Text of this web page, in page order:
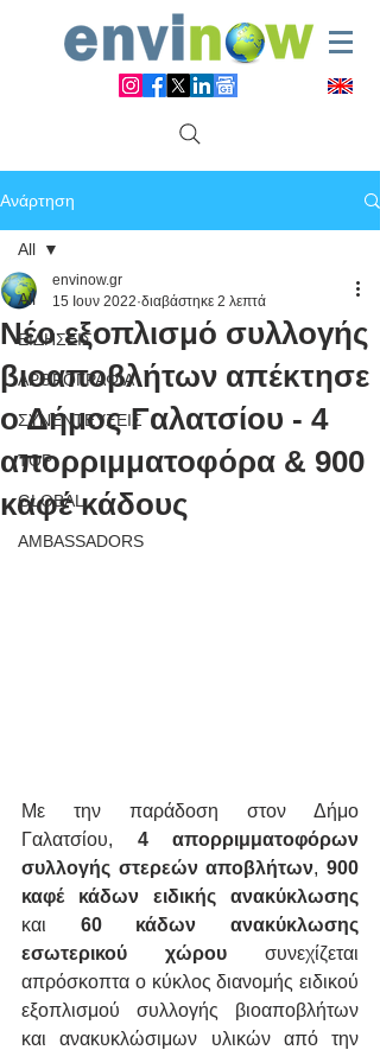
Ανάρτηση
All
ΕΙΔΗΣΕΙΣ
ΑΡΘΡΟΓΡΑΦΙΑ
ΣΥΝΕΝΤΕΥΞΕΙΣ
TOP
GLOBAL
AMBASSADORS
All
Νέο εξοπλισμό συλλογής
βιοαποβλήτων απέκτησε
ο Δήμος Γαλατσίου - 4
απορριμματοφόρα & 900
καφέ κάδους
envinow.gr
15 Ιουν 2022 διαβάστηκε 2 λεπτά
Με την παράδοση στον Δήμο
Γαλατσίου, 4 απορριμματοφόρων
συλλογής στερεών αποβλήτων, 900
καφέ κάδων ειδικής ανακύκλωσης
και 60 κάδων ανακύκλωσης
εσωτερικού χώρου συνεχίζεται
απρόσκοπτα ο κύκλος διανομής ειδικού
εξοπλισμού συλλογής βιοαποβλήτων
και ανακυκλώσιμων υλικών από την